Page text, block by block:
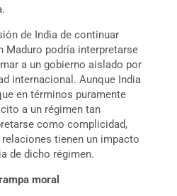
de India de continuar
Maduro podría interpretarse
a un gobierno aislado por
internacional. Aunque India
en términos puramente
a un régimen tan
como complicidad,
tienen un impacto
de dicho régimen.
moral